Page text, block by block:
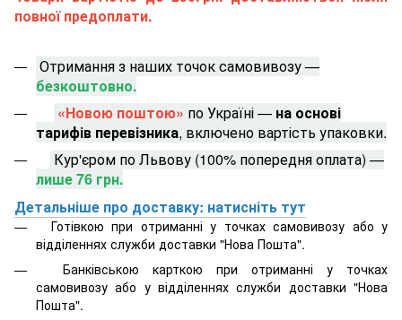
повної предоплати.
Отримання з наших точок самовивозу —
безкоштовно.
«Новою поштою» по Україні — на основі
тарифів перевізника, включено вартість упаковки.
Кур'єром по Львову (100% попередня оплата) —
лише 76 грн.
Детальніше про доставку: натисніть тут
Готівкою при отриманні у точках самовивозу або у
відділеннях служби доставки "Нова Пошта".
Банківською карткою при отриманні у точках
самовивозу або у відділеннях служби доставки "Нова
Пошта".